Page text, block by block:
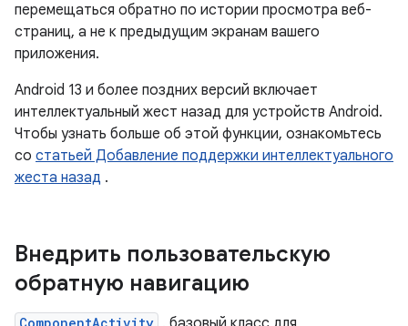
перемещаться обратно по истории просмотра веб-
страниц, а не к предыдущим экранам вашего
приложения.
Android 13 и более поздних версий включает
интеллектуальный жест назад для устройств Android.
Чтобы узнать больше об этой функции, ознакомьтесь
со статьей Добавление поддержки интеллектуального
жеста назад .
Внедрить пользовательскую
обратную навигацию